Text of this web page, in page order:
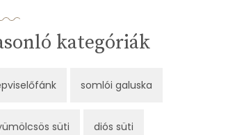
kategóriák
somlói galuska
süti diós süti